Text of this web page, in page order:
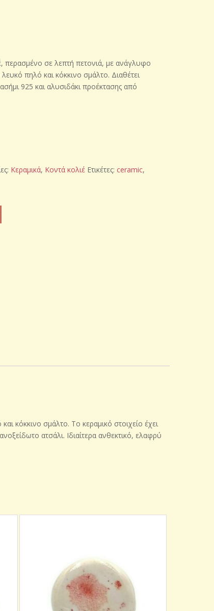
περασμένο σε λεπτή πετονιά, με ανάγλυφο
πηλό και κόκκινο σμάλτο. Διαθέτει
925 και αλυσιδάκι προέκτασης από
Κεραμικά, Κοντά κολιέ Ετικέτες:ceramic,
κόκκινο σμάλτο. Το κεραμικό στοιχείο έχει
ατσάλι. Ιδιαίτερα ανθεκτικό, ελαφρύ